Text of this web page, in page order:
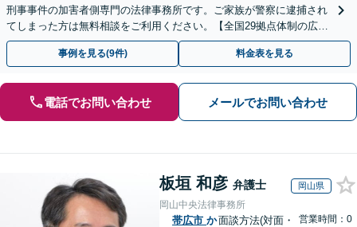
刑事事件の加害者側専門の法律事務所です。ご家族が警察に逮捕され
てしまった方は無料相談をご利用ください。【全国29拠点体制の広域
対応】【弁護士待機中/当日中の電話相談可(予約制)】
事例を見る(9件) 料金表を見る
電話でお問い合わせ メールでお問い合わせ
板垣 和彦 弁護士 岡山県
岡山中央法律事務所
帯広市 か面談方法(対面・
営業時間：0